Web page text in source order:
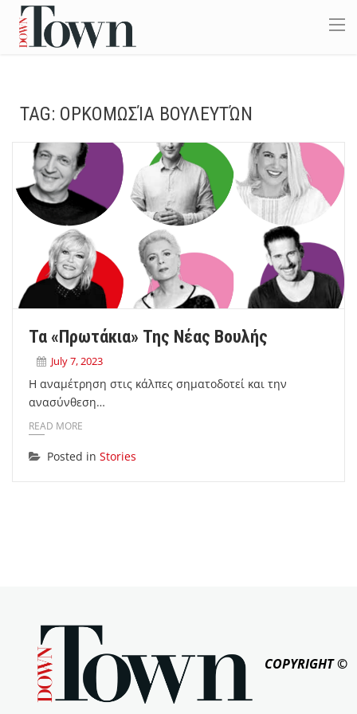
TAG: ΟΡΚΟΜΩΣΊΑ ΒΟΥΛΕΥΤΏΝ
Τα «πρωτάκια» Της Νέας Βουλής
July 7, 2023
Η αναμέτρηση στις κάλπες σηματοδοτεί και την
ανασύνθεση…
READ MORE
Posted in Stories
COPYRIGHT ©